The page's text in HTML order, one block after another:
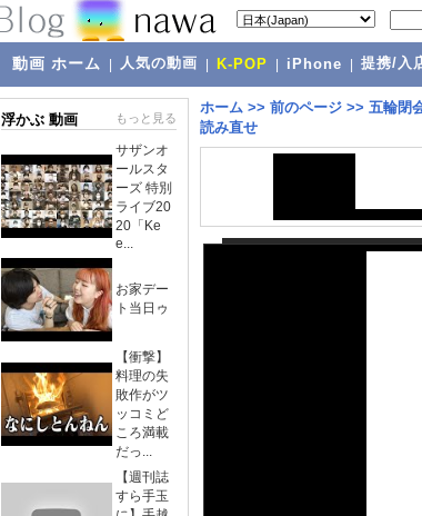
動画 ホーム 人気の動画 K-POP iPhone 提携/入
浮かぶ 動画 もっと見る
サザンオ
ールスタ
ーズ 特別
ライブ20
20「Ke
e...
お家デー
ト当日ゥ
【衝撃】
料理の失
敗作がツ
ッコミど
ころ満載
だっ...
【週刊誌
すら手玉
ホーム >> 前のページ >> 五輪閉
読み直せ